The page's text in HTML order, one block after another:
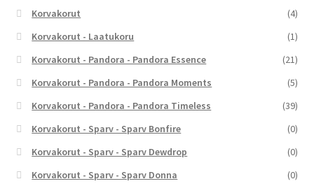
Korvakorut
(4)
Korvakorut - Laatukoru
(1)
Korvakorut - Pandora - Pandora Essence
(21)
Korvakorut - Pandora - Pandora Moments
(5)
Korvakorut - Pandora - Pandora Timeless
(39)
Korvakorut - Sparv - Sparv Bonfire
(0)
Korvakorut - Sparv - Sparv Dewdrop
(0)
Korvakorut - Sparv - Sparv Donna
(0)